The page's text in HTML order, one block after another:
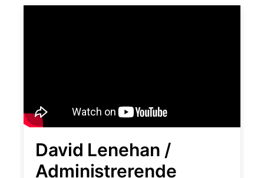
David Lenehan /
Administrerende